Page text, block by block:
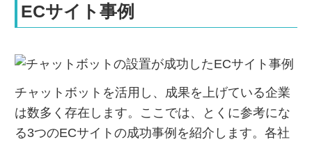
ECサイト事例
チャットボットを活用し、成果を上げている企業
は数多く存在します。ここでは、とくに参考にな
る3つのECサイトの成功事例を紹介します。各社